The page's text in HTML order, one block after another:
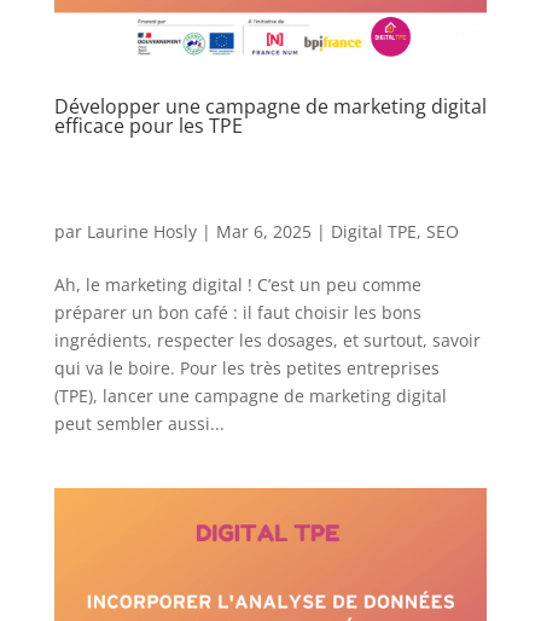
Développer une campagne de marketing digital
efficace pour les TPE
par Laurine Hosly| Mar 6, 2025| Digital TPE, SEO
Ah, le marketing digital ! C’est un peu comme
préparer un bon café : il faut choisir les bons
ingrédients, respecter les dosages, et surtout, savoir
qui va le boire. Pour les très petites entreprises
(TPE), lancer une campagne de marketing digital
peut sembler aussi...